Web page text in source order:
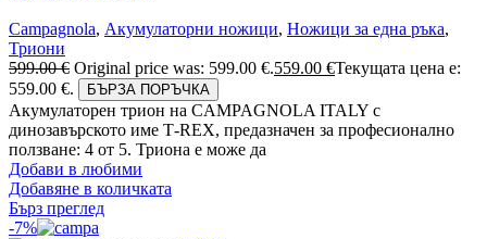
Campagnola, Акумулаторни ножици, Ножици за една ръка,
Триони
599.00€ Original price was: 599.00 €.559.00 €Текущата цена е:
559.00 €.
БЪРЗА ПОРЪЧКА
Акумулаторен трион на CAMPAGNOLA ITALY с
динозавърското име Т-REX, предазначен за професионално
ползване: 4 от 5. Триона е може да
Добави в любими
Добавяне в количката
Бърз преглед
-7%